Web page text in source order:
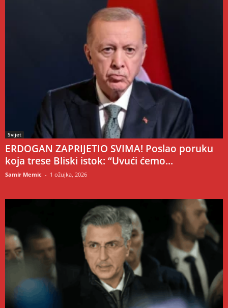
Svijet
ERDOGAN ZAPRIJETIO SVIMA! Poslao poruku
koja trese Bliski istok: “Uvući ćemo...
Samir Memic - 1 ožujka, 2026